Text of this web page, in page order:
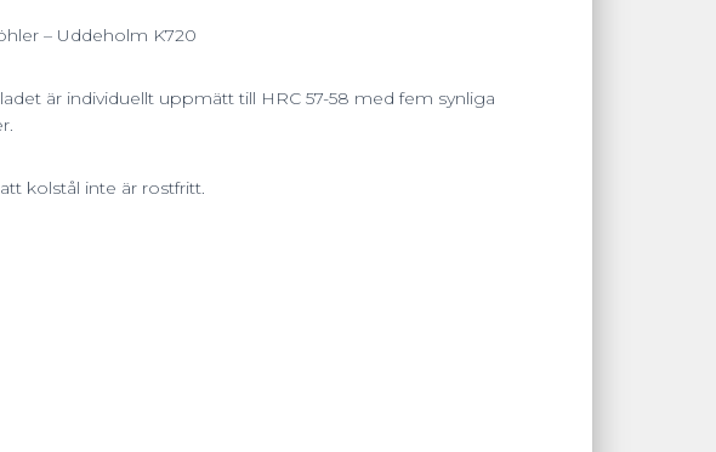
– Uddeholm K720
är individuellt uppmätt till HRC 57-58 med fem synliga
kolstål inte är rostfritt.